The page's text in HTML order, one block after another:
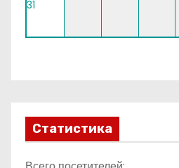
31
Статистика